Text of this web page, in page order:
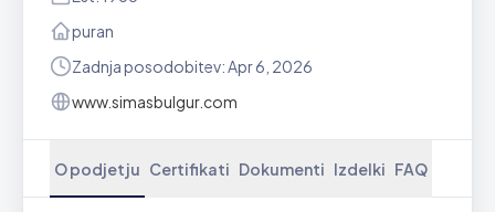
puran
Zadnja posodobitev: Apr 6, 2026
www.simasbulgur.com
O podjetju Certifikati Dokumenti Izdelki FAQ